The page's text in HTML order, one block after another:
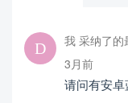
我 采纳了的
3月前
请问有安卓